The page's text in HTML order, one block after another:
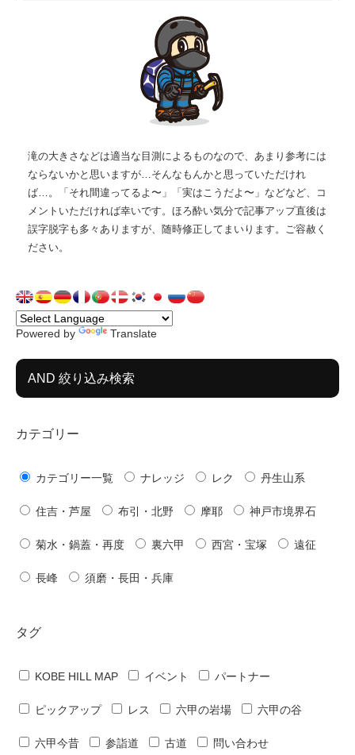
滝の大きさなどは適当な目測によるものなので、あまり参考には
ならないかと思いますが…そんなもんかと思っていただけれ
ば…。「それ間違ってるよ〜」「実はこうだよ〜」などなど、コ
メントいただければ幸いです。ほろ酔い気分で記事アップ直後は
誤字脱字も多々ありますが、随時修正してまいります。ご容赦く
ださい。
Powered by Translate
AND 絞り込み検索
カテゴリー
カテゴリー一覧 ナレッジ レク 丹生山系
住吉・芦屋 布引・北野 摩耶 神戸市境界石
菊水・鍋蓋・再度 裏六甲 西宮・宝塚 遠征
長峰 須磨・長田・兵庫
タグ
KOBE HILL MAP イベント パートナー
ピックアップ レス 六甲の岩場 六甲の谷
六甲今昔 参詣道 古道 問い合わせ